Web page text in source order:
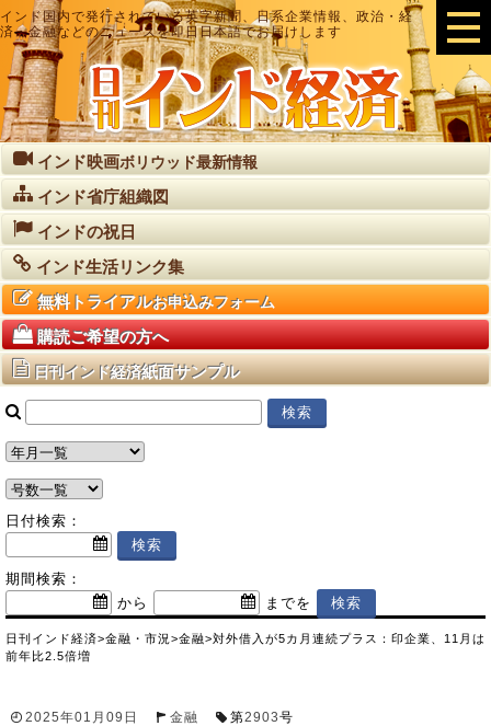
インド国内で発行されている英字新聞、日系企業情報、政治・経
済・金融などのニュースを即日日本語でお届けします
インド映画ボリウッド最新情報
インド省庁組織図
インドの祝日
インド生活リンク集
無料トライアルお申込みフォーム
購読ご希望の方へ
日刊インド経済紙面サンプル
日付検索：
期間検索：
から
までを
日刊インド経済>金融・市況 >金融>対外借入が5カ月連続プラス：印企業、11月は
前年比2.5倍増
2025年01月09日 金融 第2903号